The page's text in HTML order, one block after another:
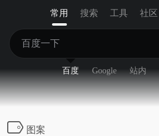
常用 搜索 工具 社区
百度 Google 站内
图案